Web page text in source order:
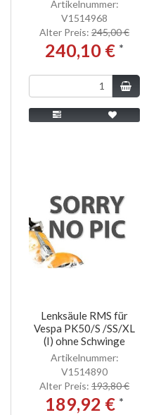
Artikelnummer:
V1514968
Alter Preis: 245,00 €
240,10 € *
Lenksäule RMS für
Vespa PK50/S /SS/XL
(I) ohne Schwinge
Artikelnummer:
V1514890
Alter Preis: 193,80 €
189,92 € *